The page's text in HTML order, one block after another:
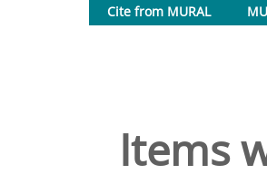
Cite from MURAL
Items